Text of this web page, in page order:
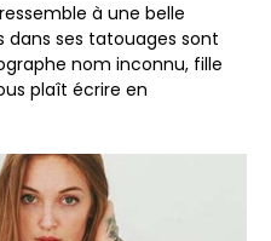
à une belle
dans ses tatouages sont
nom inconnu, fille
plaît écrire en